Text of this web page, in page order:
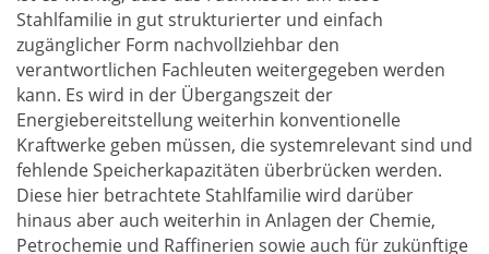
Stahlfamilie in gut strukturierter und einfach
zugänglicher Form nachvollziehbar den
verantwortlichen Fachleuten weitergegeben werden
kann. Es wird in der Übergangszeit der
Energiebereitstellung weiterhin konventionelle
Kraftwerke geben müssen, die systemrelevant sind und
fehlende Speicherkapazitäten überbrücken werden.
Diese hier betrachtete Stahlfamilie wird darüber
hinaus aber auch weiterhin in Anlagen der Chemie,
Petrochemie und Raffinerien sowie auch für zukünftige